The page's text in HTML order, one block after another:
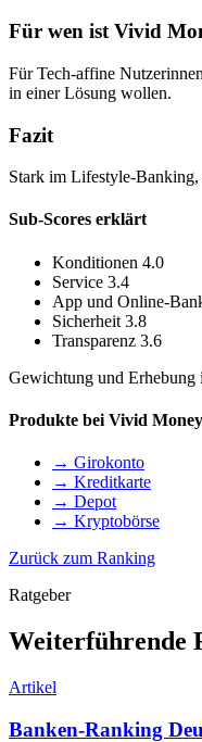
Für wen ist Vivid
Für Tech-affine
in einer Lösung wollen.
Fazit
Stark im Lifestyle-
Sub-Scores erklärt
Konditionen 4.0
Service 3.4
App und Online-
Sicherheit 3.8
Transparenz 3.6
Gewichtung und Erhebung
Produkte bei Vivid Money
→ Girokonto
→ Kreditkarte
→ Depot
→ Kryptobörse
Zurück zum Ranking
Ratgeber
Weiterführende
Artikel
Banken-Ranking